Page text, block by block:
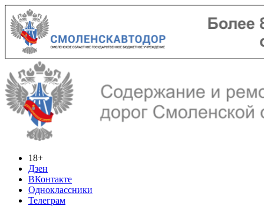
18+
Дзен
ВКонтакте
Одноклассники
Телеграм